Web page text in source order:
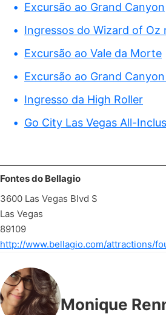
Excursão ao Grand Canyon
Ingressos do Wizard of Oz
Excursão ao Vale da Morte
Excursão ao Grand
Ingresso da High Roller
Go City Las Vegas All-
Fontes do Bellagio
3600 Las Vegas Blvd S
Las Vegas
89109
http://www.bellagio.com/attractions/
Monique